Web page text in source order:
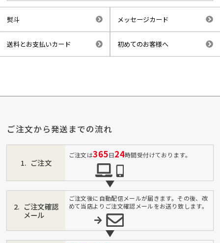
熨斗 メッセージカード
送料とお支払いカード 初めてのお客様へ
ご注文から発送までの流れ
ご注文
ご注文は365日24時間受付けております。
ご注文確認
メール
ご注文後に自動配信メールが届きます。その後、改
めて当店よりご注文確認メールをお送り致します。